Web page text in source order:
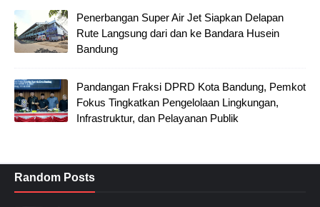
Penerbangan Super Air Jet Siapkan Delapan
Rute Langsung dari dan ke Bandara Husein
Bandung
Pandangan Fraksi DPRD Kota Bandung, Pemkot
Fokus Tingkatkan Pengelolaan Lingkungan,
Infrastruktur, dan Pelayanan Publik
Random Posts